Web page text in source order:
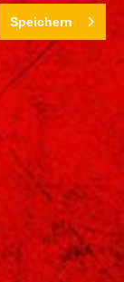
Speichern